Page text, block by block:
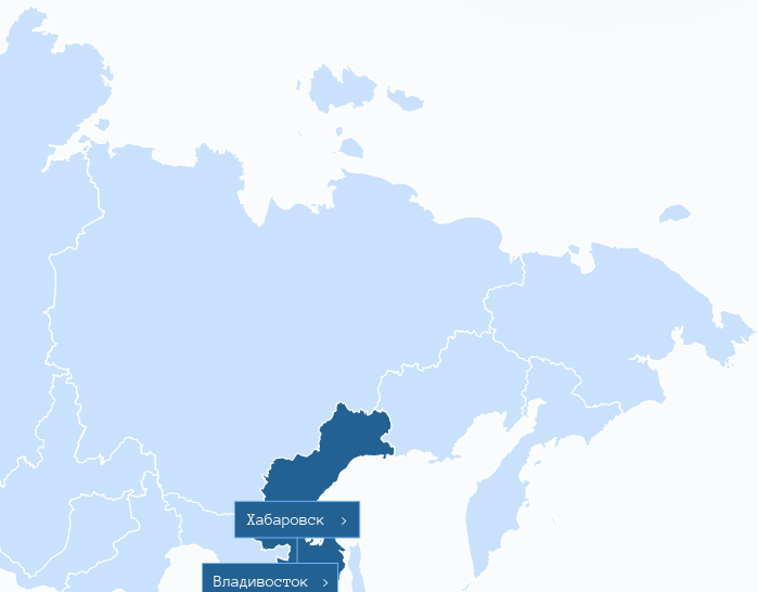
Хабаровск >
Владивосток >